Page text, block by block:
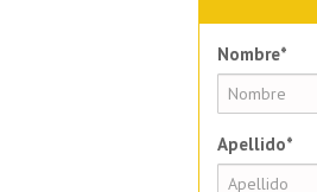
Nombre*
Apellido*